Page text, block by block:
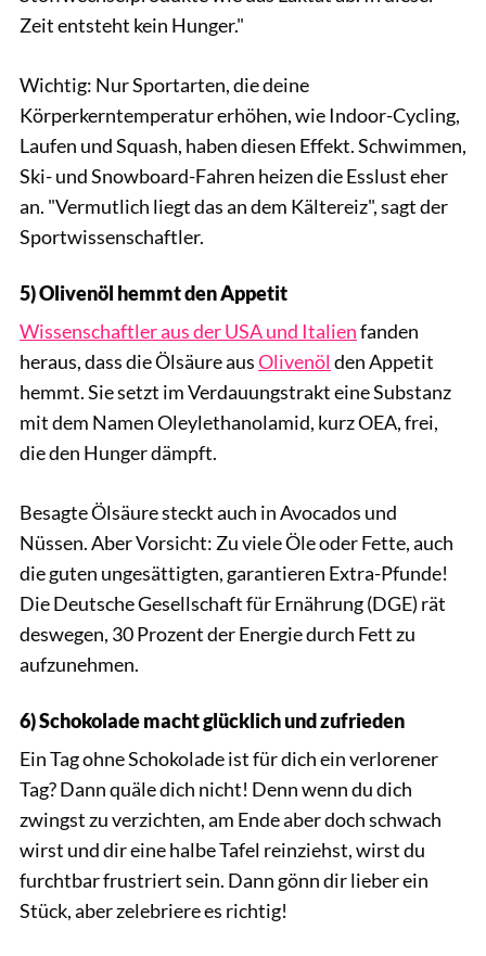
Zeit entsteht kein Hunger."
Wichtig: Nur Sportarten, die deine
Körperkerntemperatur erhöhen, wie Indoor-Cycling,
Laufen und Squash, haben diesen Effekt. Schwimmen,
Ski- und Snowboard-Fahren heizen die Esslust eher
an. "Vermutlich liegt das an dem Kältereiz", sagt der
Sportwissenschaftler.
5) Olivenöl hemmt den Appetit
Wissenschaftler aus der USA und Italienfanden
heraus, dass die Ölsäure ausOlivenöl den Appetit
hemmt. Sie setzt im Verdauungstrakt eine Substanz
mit dem Namen Oleylethanolamid, kurz OEA, frei,
die den Hunger dämpft.
Besagte Ölsäure steckt auch in Avocados und
Nüssen. Aber Vorsicht: Zu viele Öle oder Fette, auch
die guten ungesättigten, garantieren Extra-Pfunde!
Die Deutsche Gesellschaft für Ernährung (DGE) rät
deswegen, 30 Prozent der Energie durch Fett zu
aufzunehmen.
6) Schokolade macht glücklich und zufrieden
Ein Tag ohne Schokolade ist für dich ein verlorener
Tag? Dann quäle dich nicht! Denn wenn du dich
zwingst zu verzichten, am Ende aber doch schwach
wirst und dir eine halbe Tafel reinziehst, wirst du
furchtbar frustriert sein. Dann gönn dir lieber ein
Stück, aber zelebriere es richtig!